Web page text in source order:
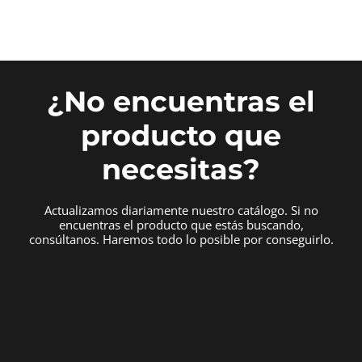
¿No encuentras el
producto que
necesitas?
Actualizamos diariamente nuestro catálogo. Si no
encuentras el producto que estás buscando,
consúltanos. Haremos todo lo posible por conseguirlo.